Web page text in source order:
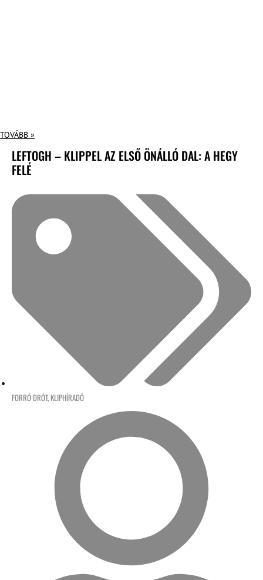
TOVÁBB »
LEFTOGH – KLIPPEL AZ ELSŐ ÖNÁLLÓ DAL: A HEGY
FELÉ
FORRÓ DRÓT, KLIPHÍRADÓ